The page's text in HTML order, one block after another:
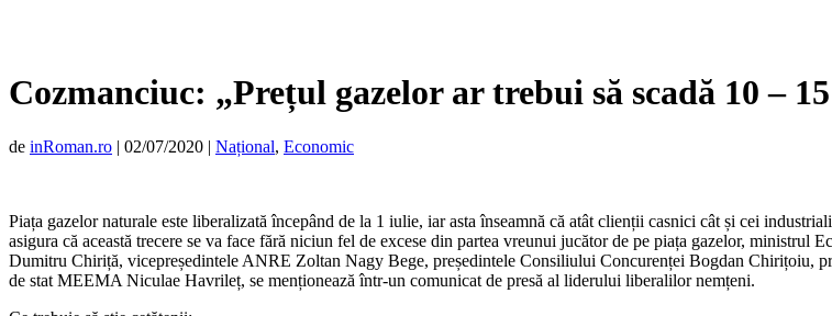
Cozmanciuc: „Prețul gazelor ar trebui să scadă 10 –
de inRoman.ro | 02/07/2020 | Național, Economic
Piața gazelor naturale este liberalizată începând de la 1 iulie, iar asta înseamnă că atât clienții casnici cât și cei
asigura că această trecere se va face fără niciun fel de excese din partea vreunui jucător de pe piața gazelor,
Dumitru Chiriță, vicepreședintele ANRE Zoltan Nagy Bege, președintele Consiliului Concurenței Bogdan Chirițoiu,
de stat MEEMA Niculae Havrileț, se menționează într-un comunicat de presă al liderului liberalilor nemțeni.